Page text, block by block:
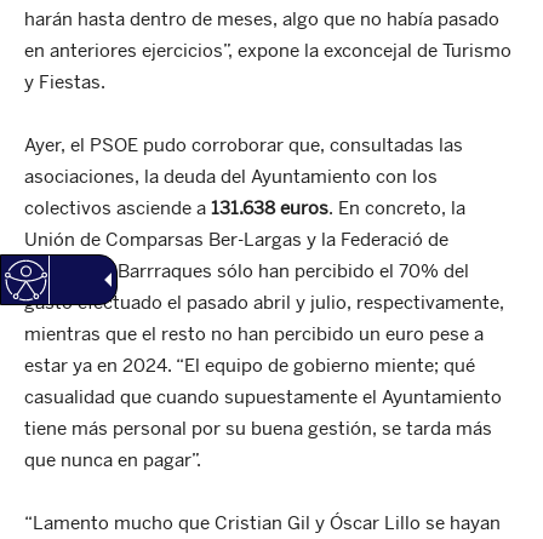
harán hasta dentro de meses, algo que no había pasado
en anteriores ejercicios”, expone la exconcejal de Turismo
y Fiestas.
Ayer, el PSOE pudo corroborar que, consultadas las
asociaciones, la deuda del Ayuntamiento con los
colectivos asciende a 131.638 euros. En concreto, la
Unión de Comparsas Ber-Largas y la Federació de
Fogueres i Barrraques sólo han percibido el 70% del
gasto efectuado el pasado abril y julio, respectivamente,
mientras que el resto no han percibido un euro pese a
estar ya en 2024. “El equipo de gobierno miente; qué
casualidad que cuando supuestamente el Ayuntamiento
tiene más personal por su buena gestión, se tarda más
que nunca en pagar”.
“Lamento mucho que Cristian Gil y Óscar Lillo se hayan